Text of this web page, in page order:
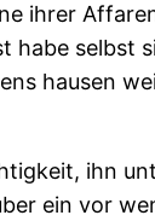
ihrer
selbst
hausen
ihn
ein vor